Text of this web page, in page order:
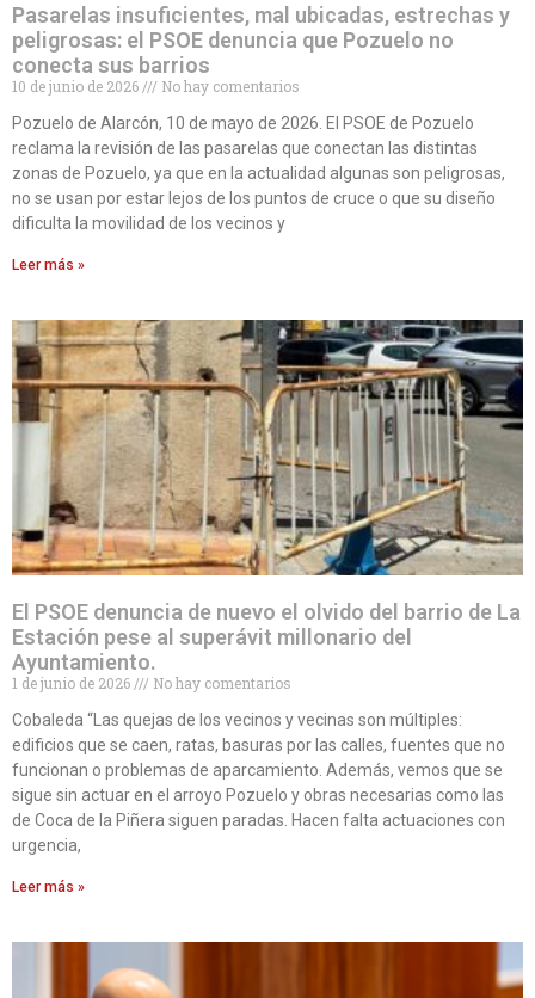
Pasarelas insuficientes, mal ubicadas, estrechas y
peligrosas: el PSOE denuncia que Pozuelo no
conecta sus barrios
10 de junio de 2026
No hay comentarios
Pozuelo de Alarcón, 10 de mayo de 2026. El PSOE de Pozuelo
reclama la revisión de las pasarelas que conectan las distintas
zonas de Pozuelo, ya que en la actualidad algunas son peligrosas,
no se usan por estar lejos de los puntos de cruce o que su diseño
dificulta la movilidad de los vecinos y
Leer más »
El PSOE denuncia de nuevo el olvido del barrio de La
Estación pese al superávit millonario del
Ayuntamiento.
1 de junio de 2026
No hay comentarios
Cobaleda “Las quejas de los vecinos y vecinas son múltiples:
edificios que se caen, ratas, basuras por las calles, fuentes que no
funcionan o problemas de aparcamiento. Además, vemos que se
sigue sin actuar en el arroyo Pozuelo y obras necesarias como las
de Coca de la Piñera siguen paradas. Hacen falta actuaciones con
urgencia,
Leer más »